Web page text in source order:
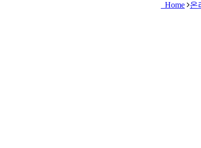
Home
온